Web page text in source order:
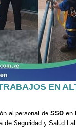
EN
al personal deSSOen
de Seguridad y Salud